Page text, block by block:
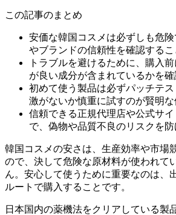
この記事のまとめ
安価な韓国コスメは必ずしも危
やブランドの信頼性を確認するこ
トラブルを避けるために、購入
が良い成分が含まれているかを確
初めて使う製品は必ずパッチテ
激がないか慎重に試すのが賢明な
信頼できる正規代理店や公式サ
で、偽物や品質不良のリスクを防
韓国コスメの安さは、生産効率や市場
ので、決して危険な原材料が使われて
ん。安心して使うために重要なのは、
ルートで購入することです。
日本国内の薬機法をクリアしている製